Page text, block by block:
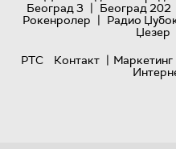
Београд 3 | Београд 202
Рокенролер | Радио
Џезер
РТС
Контакт | Маркетинг